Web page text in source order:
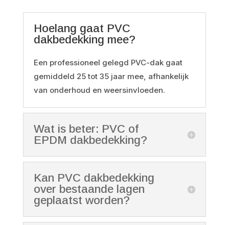
Hoelang gaat PVC
dakbedekking mee?
Een professioneel gelegd PVC-dak gaat
gemiddeld 25 tot 35 jaar mee, afhankelijk
van onderhoud en weersinvloeden.
Wat is beter: PVC of
EPDM dakbedekking?
Kan PVC dakbedekking
over bestaande lagen
geplaatst worden?